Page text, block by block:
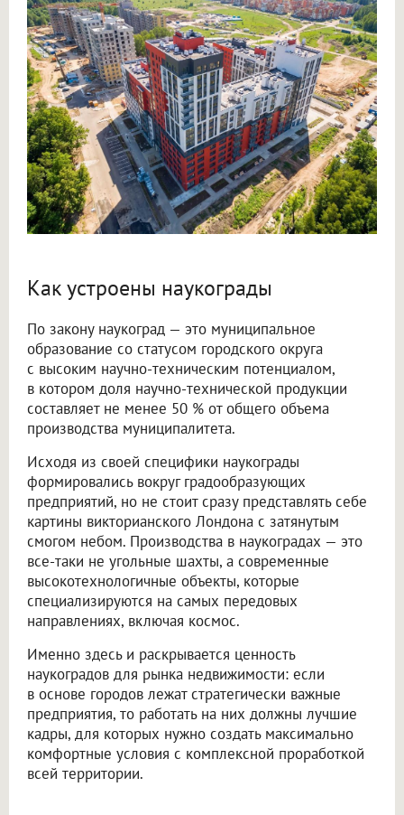
Как устроены наукограды
По закону наукоград — это муниципальное
образование со статусом городского округа
с высоким научно-техническим потенциалом,
в котором доля научно-технической продукции
составляет не менее 50 % от общего объема
производства муниципалитета.
Исходя из своей специфики наукограды
формировались вокруг градообразующих
предприятий, но не стоит сразу представлять себе
картины викторианского Лондона с затянутым
смогом небом. Производства в наукоградах — это
все-таки не угольные шахты, а современные
высокотехнологичные объекты, которые
специализируются на самых передовых
направлениях, включая космос.
Именно здесь и раскрывается ценность
наукоградов для рынка недвижимости: если
в основе городов лежат стратегически важные
предприятия, то работать на них должны лучшие
кадры, для которых нужно создать максимально
комфортные условия с комплексной проработкой
всей территории.